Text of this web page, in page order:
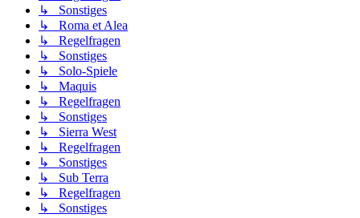
↳ Sonstiges
↳ Roma et Alea
↳ Regelfragen
↳ Sonstiges
↳ Solo-Spiele
↳ Maquis
↳ Regelfragen
↳ Sonstiges
↳ Sierra West
↳ Regelfragen
↳ Sonstiges
↳ Sub Terra
↳ Regelfragen
↳ Sonstiges